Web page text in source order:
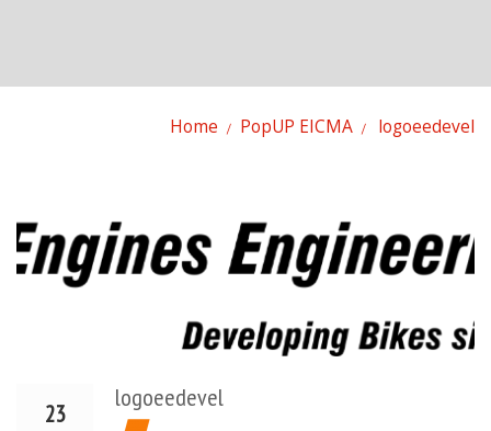
Home PopUP EICMA logoeedevel
23
logoeedevel